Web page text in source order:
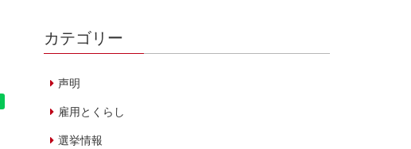
カテゴリー
声明
雇用とくらし
選挙情報